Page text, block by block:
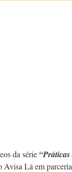
da série
Lá em